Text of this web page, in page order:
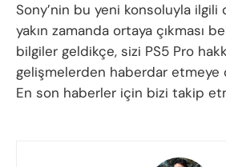
Sony’nin bu yeni konsoluyla ilgili
yakın zamanda ortaya çıkması
bilgiler geldikçe, sizi PS5 Pro
gelişmelerden haberdar etmeye
En son haberler için bizi takip